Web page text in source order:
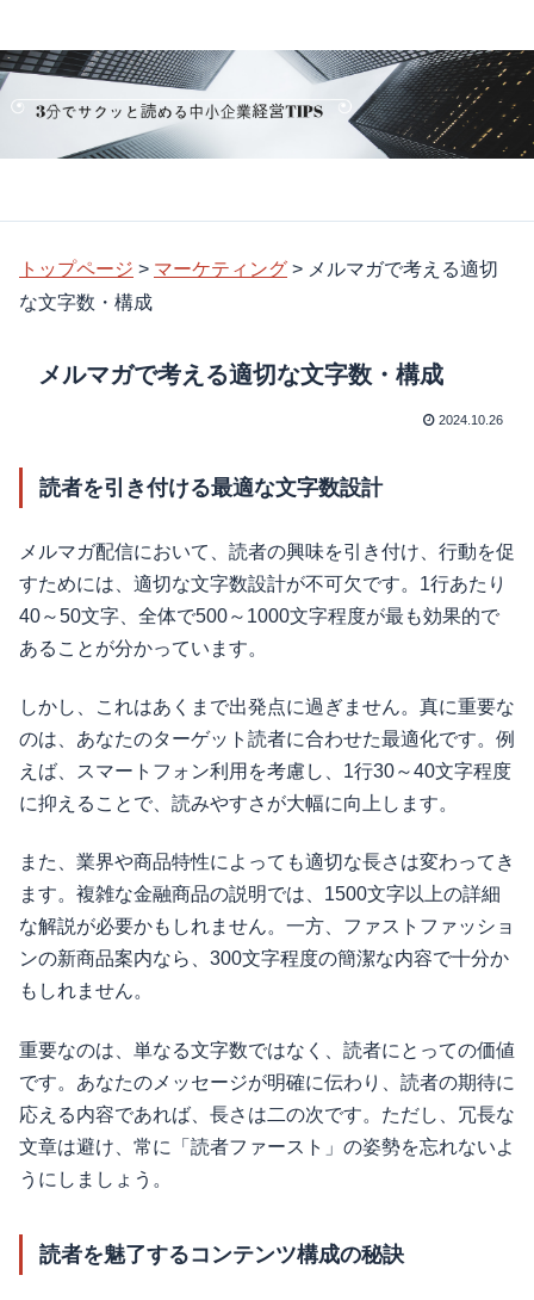
トップページ > マーケティング > メルマガで考える適切
な文字数・構成
メルマガで考える適切な文字数・構成
2024.10.26
読者を引き付ける最適な文字数設計
メルマガ配信において、読者の興味を引き付け、行動を促
すためには、適切な文字数設計が不可欠です。1行あたり
40～50文字、全体で500～1000文字程度が最も効果的で
あることが分かっています。
しかし、これはあくまで出発点に過ぎません。真に重要な
のは、あなたのターゲット読者に合わせた最適化です。例
えば、スマートフォン利用を考慮し、1行30～40文字程度
に抑えることで、読みやすさが大幅に向上します。
また、業界や商品特性によっても適切な長さは変わってき
ます。複雑な金融商品の説明では、1500文字以上の詳細
な解説が必要かもしれません。一方、ファストファッショ
ンの新商品案内なら、300文字程度の簡潔な内容で十分か
もしれません。
重要なのは、単なる文字数ではなく、読者にとっての価値
です。あなたのメッセージが明確に伝わり、読者の期待に
応える内容であれば、長さは二の次です。ただし、冗長な
文章は避け、常に「読者ファースト」の姿勢を忘れないよ
うにしましょう。
読者を魅了するコンテンツ構成の秘訣